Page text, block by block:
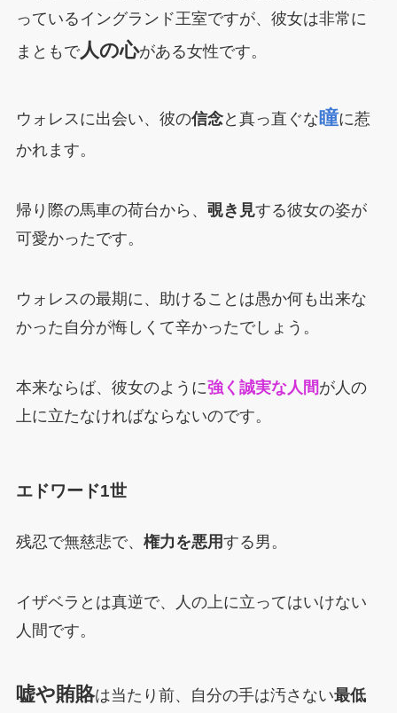
っているイングランド王室ですが、彼女は非常に
まともで人の心がある女性です。
ウォレスに出会い、彼の信念と真っ直ぐな瞳に惹
かれます。
帰り際の馬車の荷台から、 覗き見する彼女の姿が
可愛かったです。
ウォレスの最期に、助けることは愚か何も出来な
かった自分が悔しくて辛かったでしょう。
本来ならば、彼女のように強く誠実な人間が人の
上に立たなければならないのです。
エドワード1世
残忍で無慈悲で、 権力を悪用する男。
イザベラとは真逆で、人の上に立ってはいけない
人間です。
嘘や賄賂は当たり前、自分の手は汚さない最低